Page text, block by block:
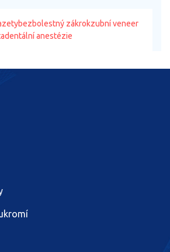
bezbolestný zákrokzubní veneer
dentální anestézie